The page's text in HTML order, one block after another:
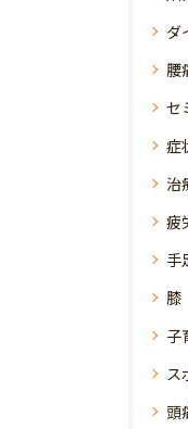
ダ
腰
セ
症
治
疲
手
膝
子
ス
頭